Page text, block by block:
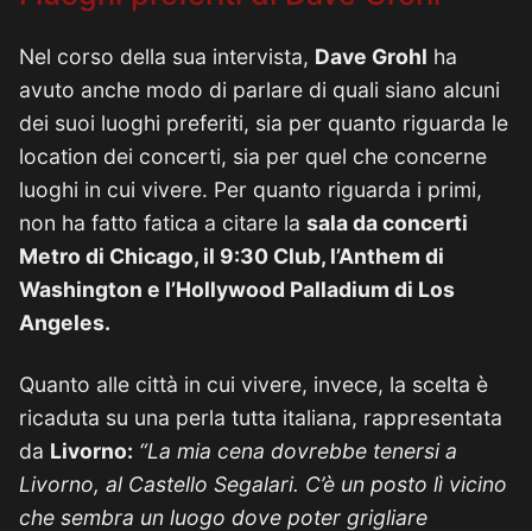
Nel corso della sua intervista, Dave Grohl ha
avuto anche modo di parlare di quali siano alcuni
dei suoi luoghi preferiti, sia per quanto riguarda le
location dei concerti, sia per quel che concerne
luoghi in cui vivere. Per quanto riguarda i primi,
non ha fatto fatica a citare la sala da concerti
Metro di Chicago, il 9:30 Club, l’Anthem di
Washington e l’Hollywood Palladium di Los
Angeles.
Quanto alle città in cui vivere, invece, la scelta è
ricaduta su una perla tutta italiana, rappresentata
da Livorno: “La mia cena dovrebbe tenersi a
Livorno, al Castello Segalari. C’è un posto lì vicino
che sembra un luogo dove poter grigliare